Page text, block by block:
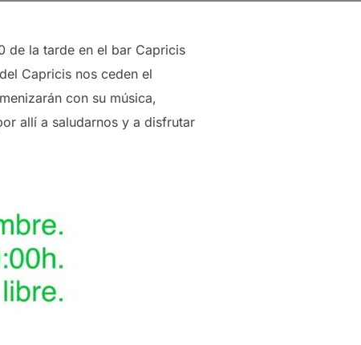
de la tarde en el bar Capricis
Capricis nos ceden el
con su música,
allí a saludarnos y a disfrutar